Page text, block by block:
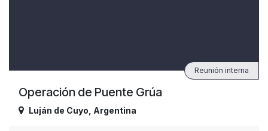
Operación de Puente Grúa
Reunión interna
Luján de Cuyo Argentina